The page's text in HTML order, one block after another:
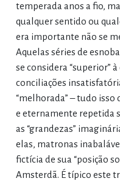
temperada anos a fio,
qualquer sentido ou
era importante não se
Aquelas séries de
se considera “superior”
conciliações
“melhorada” – tudo isso
e eternamente repetida
as “grandezas”
elas, matronas
fictícia de sua “posição
Amsterdã. É típico este